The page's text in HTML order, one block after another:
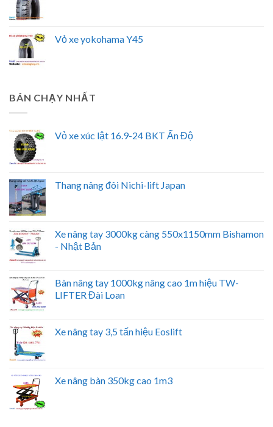
Vỏ xe yokohama Y45
BÁN CHẠY NHẤT
Vỏ xe xúc lật 16.9-24 BKT Ấn Độ
Thang nâng đôi Nichi-lift Japan
Xe nâng tay 3000kg càng 550x1150mm Bishamon
- Nhật Bản
Bàn nâng tay 1000kg nâng cao 1m hiệu TW-
LIFTER Đài Loan
Xe nâng tay 3,5 tấn hiệu Eoslift
Xe nâng bàn 350kg cao 1m3